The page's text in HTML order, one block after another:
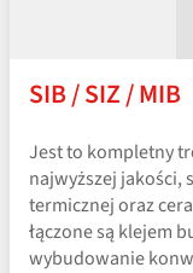
SIB / SIZ / MIB
Jest to kompletny
najwyższej jakości,
termicznej oraz
łączone są klejem
wybudowanie